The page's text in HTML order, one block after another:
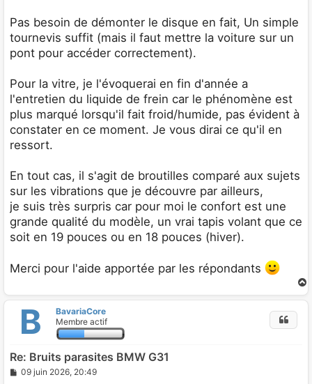
Pas besoin de démonter le disque en fait, Un simple
tournevis suffit (mais il faut mettre la voiture sur un
pont pour accéder correctement).
Pour la vitre, je l'évoquerai en fin d'année a
l'entretien du liquide de frein car le phénomène est
plus marqué lorsqu'il fait froid/humide, pas évident à
constater en ce moment. Je vous dirai ce qu'il en
ressort.
En tout cas, il s'agit de broutilles comparé aux sujets
sur les vibrations que je découvre par ailleurs,
je suis très surpris car pour moi le confort est une
grande qualité du modèle, un vrai tapis volant que ce
soit en 19 pouces ou en 18 pouces (hiver).
Merci pour l'aide apportée par les répondants
B
BavariaCore
Membre actif
Re: Bruits parasites BMW G31
M
09 juin 2026, 20:49